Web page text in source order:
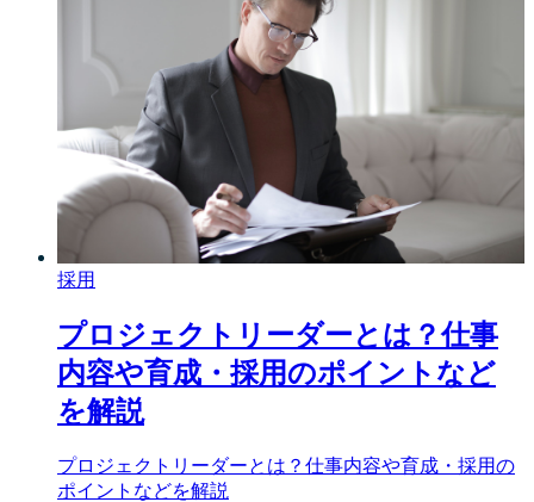
採用
プロジェクトリーダーとは？仕事
内容や育成・採用のポイントなど
を解説
プロジェクトリーダーとは？仕事内容や育成・採用の
ポイントなどを解説